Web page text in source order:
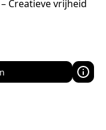
Creatieve vrijheid